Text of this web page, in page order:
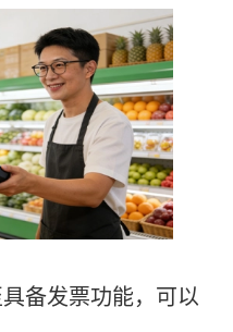
备发票功能，可以